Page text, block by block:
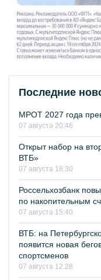
Последние
МРОТ 2027 года
07 августа 20:46
Открыт набор на
ВТБ»
07 августа 16:30
Россельхозбанк
по накопительным
07 августа 15:40
ВТБ: на
появится новая
спортсменов
07 августа 12:28